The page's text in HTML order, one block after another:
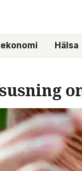
Hälsa